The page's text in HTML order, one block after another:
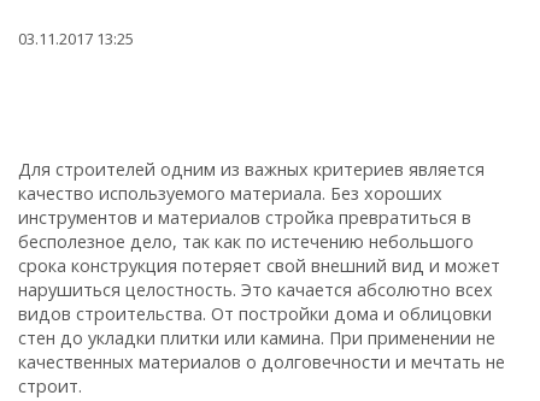
03.11.2017 13:25
Для строителей одним из важных критериев является
качество используемого материала. Без хороших
инструментов и материалов стройка превратиться в
бесполезное дело, так как по истечению небольшого
срока конструкция потеряет свой внешний вид и может
нарушиться целостность. Это качается абсолютно всех
видов строительства. От постройки дома и облицовки
стен до укладки плитки или камина. При применении не
качественных материалов о долговечности и мечтать не
строит.